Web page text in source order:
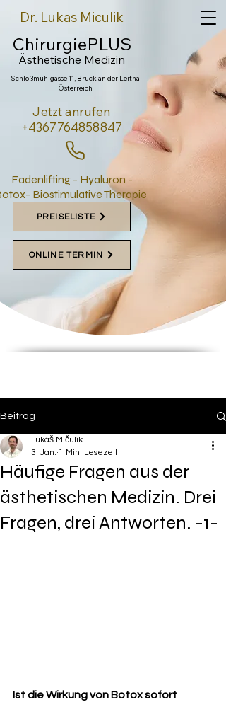
Dr. Lukas Miculik
ChirurgiePLUS
Ästhetische Medizin
Schloßmühlgasse 11, Bruck an der Leitha
Österreich
Jetzt anrufen
+4367764858847
Fadenlifting - Hyaluron -
Biostimulative Therapie
PREISELISTE
ONLINE TERMIN
Beitrag
Häufige Fragen aus der
ästhetischen Medizin. Drei
Fragen, drei Antworten. -1-
Lukáš Mičulík
3. Jan. 1 Min. Lesezeit
Ist die Wirkung von Botox sofort